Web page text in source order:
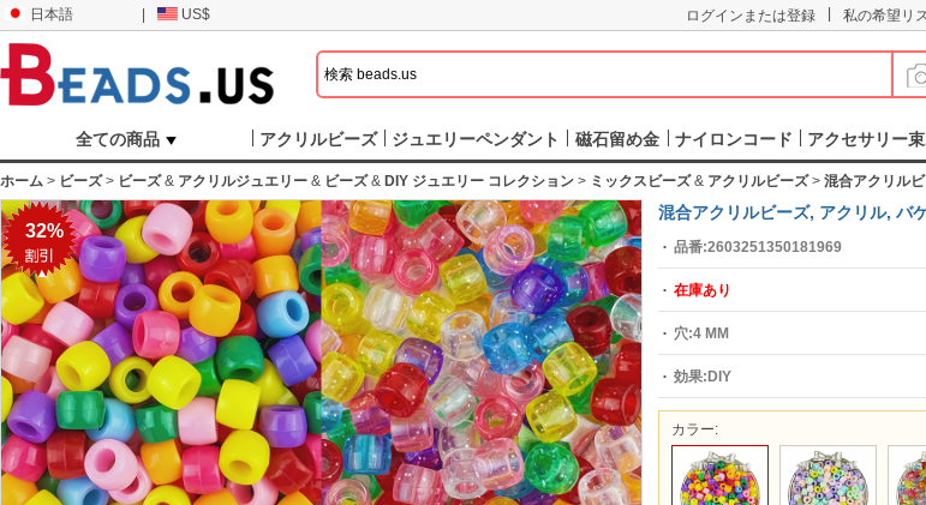
日本語 US$ ログインまたは登録 私の希望リ
全ての商品 アクリルビーズ ジュエリーペンダント 磁石留め金 ナイロンコード アクセサリー
ホーム > ビーズ> ビーズ& アクリルジュエリー & ビーズ& DIY ジュエリー コレクション > ミックスビーズ& アクリルビーズ> 混合アクリル
32%
混合アクリルビーズ, アクリル, バ
品番:2603251350181969
在庫あり
穴:4 MM
効果: DIY
カラー: